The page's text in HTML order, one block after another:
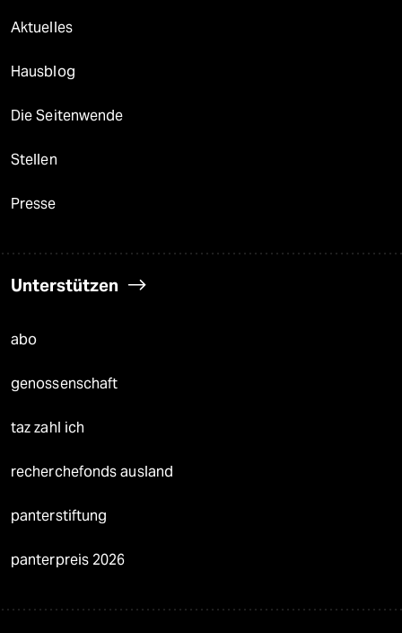
Aktuelles
Hausblog
Die Seitenwende
Stellen
Presse
Unterstützen
abo
genossenschaft
taz zahl ich
recherchefonds ausland
panterstiftung
panterpreis 2026